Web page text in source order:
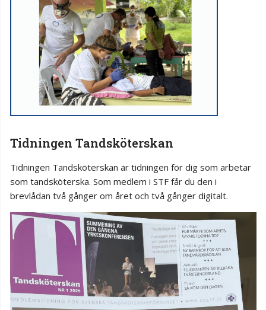
Tidningen Tandsköterskan
Tidningen Tandsköterskan är tidningen för dig som arbetar
som tandsköterska. Som medlem i STF får du den i
brevlådan två gånger om året och två gånger digitalt.